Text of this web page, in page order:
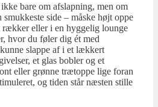
bare om afslapning, men om
side – måske højt oppe
rækker eller i en hyggelig lounge
hvor du føler dig ét med
slappe af i et lækkert
et glas bobler og et
eller grønne trætoppe lige foran
og tiden står næsten stille